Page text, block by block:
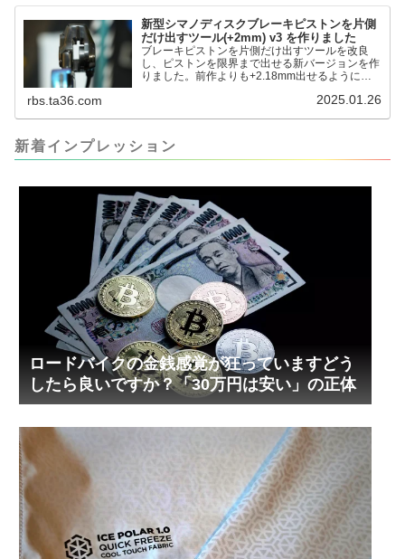
るのかというと、出ているピス...
新型シマノディスクブレーキピストンを片側
だけ出すツール(+2mm) v3 を作りました
ブレーキピストンを片側だけ出すツールを改良
し、ピストンを限界まで出せる新バージョンを作
りました。前作よりも+2.18mm出せるようにな
って、オイル漏れするまで試しました。最も安全
ましたが、ギリギリまで攻めてますのでピストン
内部の汚れをさらに掃除できると思います。前作
rbs.ta36.com 2025.01.26
新着インプレッション
ロードバイクの金銭感覚が狂っていますどう
したら良いですか？「30万円は安い」の正体